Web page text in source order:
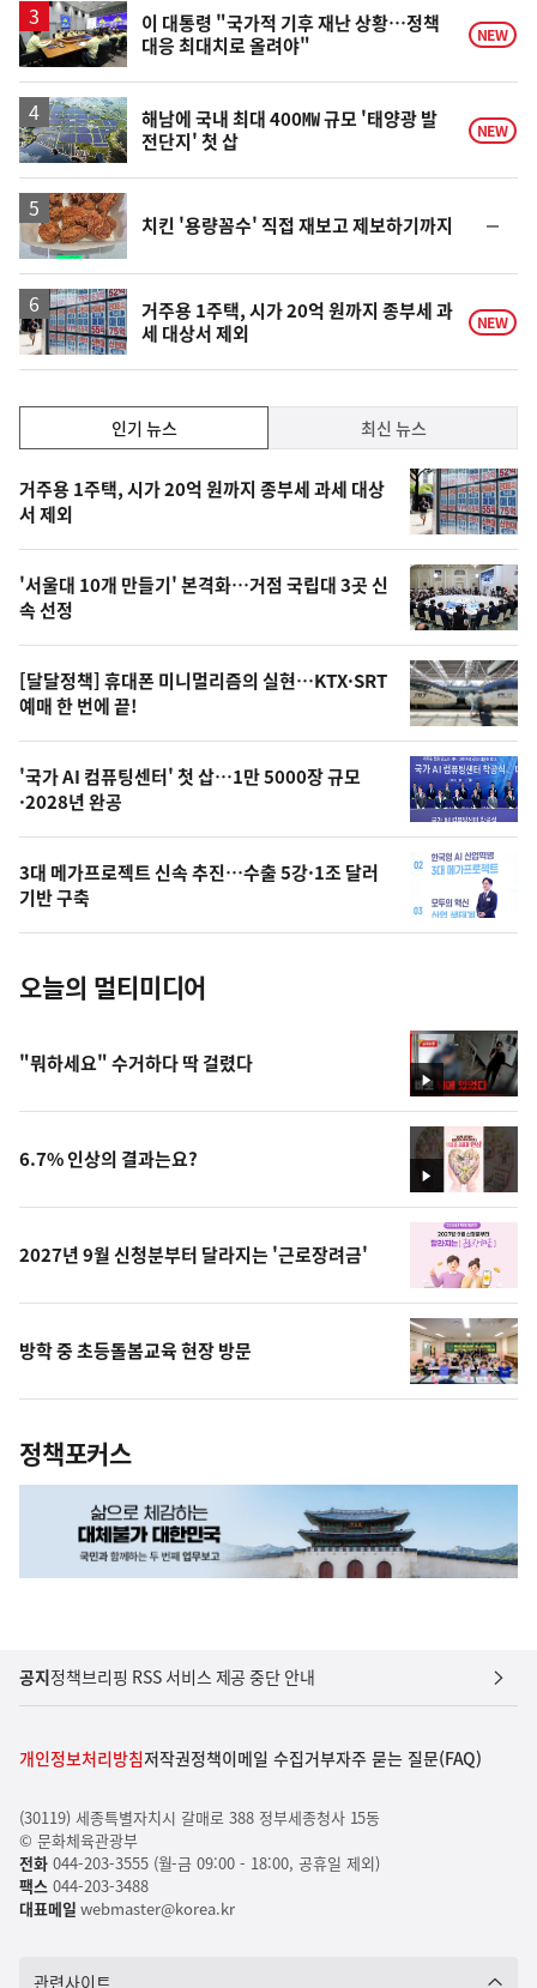
락
이 대통령 "국가적 기후 재난 상황…정책
대응 최대치로 올려야"
NEW
해남에 국내 최대 400㎿ 규모 '태양광 발
전단지' 첫 삽
NEW
치킨 '용량꼼수' 직접 재보고 제보하기까지
일
거주용 1주택, 시가 20억 원까지 종부세 과
세 대상서 제외
NEW
기,
최
신,
오
늘
의
영
상
오
늘
의
사
진
인기 뉴스 최신 뉴스
기
뉴
스
거주용 1주택, 시가 20억 원까지 종부세 과세 대상
서 제외
'서울대 10개 만들기' 본격화…거점 국립대 3곳 신
속 선정
[달달정책] 휴대폰 미니멀리즘의 실현…KTX·SRT
예매 한 번에 끝!
'국가 AI 컴퓨팅센터' 첫 삽…1만 5000장 규모
·2028년 완공
3대 메가프로젝트 신속 추진…수출 5강·1조 달러
기반 구축
오늘의 멀티미디어
영
상
"뭐하세요" 수거하다 딱 걸렸다
영
상
6.7% 인상의 결과는요?
2027년 9월 신청분부터 달라지는 '근로장려금'
방학 중 초등돌봄교육 현장 방문
정책포커스
공지정책브리핑 RSS 서비스 제공 중단 안내
개인정보처리방침저작권정책이메일 수집거부자주 묻는 질문(FAQ)
(30119) 세종특별자치시 갈매로 388 정부세종청사 15동
© 문화체육관광부
전화044-203-3555 (월-금 09:00 - 18:00, 공휴일 제외)
팩스 044-203-3488
대표메일 webmaster@korea.kr
관련사이트